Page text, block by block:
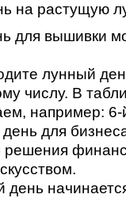
на растущую
для вышивки
лунный
числу. В
например:
для